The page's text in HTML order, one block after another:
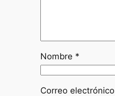
Nombre *
Correo electrónico